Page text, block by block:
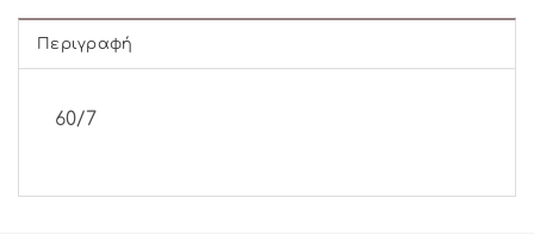
Περιγραφή
60/7